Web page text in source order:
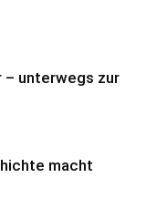
unterwegs zur
macht